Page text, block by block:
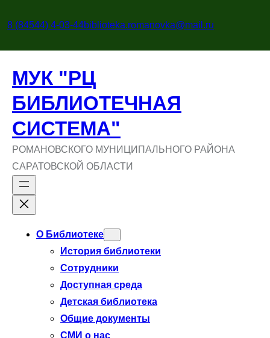
8 (84544) 4-03-44biblioteka.romanovka@mail.ru
МУК "РЦ
БИБЛИОТЕЧНАЯ
СИСТЕМА"
РОМАНОВСКОГО МУНИЦИПАЛЬНОГО РАЙОНА
САРАТОВСКОЙ ОБЛАСТИ
О Библиотеке
История библиотеки
Сотрудники
Доступная среда
Детская библиотека
Общие документы
СМИ о нас